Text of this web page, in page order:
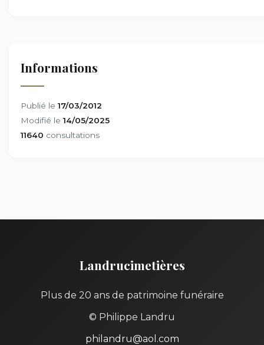
Informations
Publié le 17/03/2012
Modifié le 14/05/2025
11640 consultations
Landrucimetières
Plus de 20 ans de patrimoine funéraire
© Philippe Landru
philandru@aol.com